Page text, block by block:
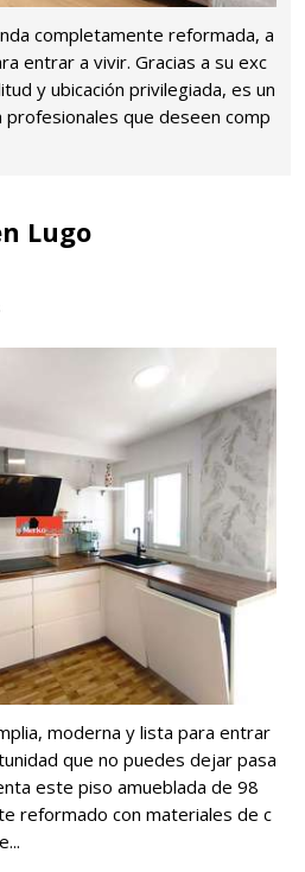
completamente reformada, a
entrar a vivir. Gracias a su exc
y ubicación privilegiada, es un
que deseen comp
Lugo
moderna y lista para entrar
que no puedes dejar pasa
este piso amueblada de 98
reformado con materiales de c